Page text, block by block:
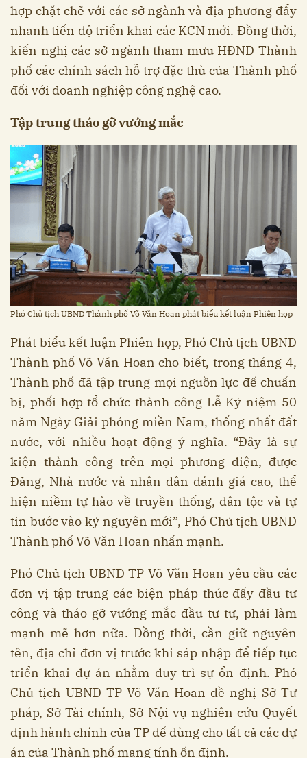
hợp chặt chẽ với các sở ngành và địa phương đẩy
nhanh tiến độ triển khai các KCN mới. Đồng thời,
kiến nghị các sở ngành tham mưu HĐND Thành
phố các chính sách hỗ trợ đặc thù của Thành phố
đối với doanh nghiệp công nghệ cao.
Tập trung tháo gỡ vướng mắc
Phó Chủ tịch UBND Thành phố Võ Văn Hoan phát biểu kết luận Phiên họp
Phát biểu kết luận Phiên họp, Phó Chủ tịch UBND
Thành phố Võ Văn Hoan cho biết, trong tháng 4,
Thành phố đã tập trung mọi nguồn lực để chuẩn
bị, phối hợp tổ chức thành công Lễ Kỷ niệm 50
năm Ngày Giải phóng miền Nam, thống nhất đất
nước, với nhiều hoạt động ý nghĩa. “Đây là sự
kiện thành công trên mọi phương diện, được
Đảng, Nhà nước và nhân dân đánh giá cao, thể
hiện niềm tự hào về truyền thống, dân tộc và tự
tin bước vào kỷ nguyên mới”, Phó Chủ tịch UBND
Thành phố Võ Văn Hoan nhấn mạnh.
Phó Chủ tịch UBND TP Võ Văn Hoan yêu cầu các
đơn vị tập trung các biện pháp thúc đẩy đầu tư
công và tháo gỡ vướng mắc đầu tư tư, phải làm
mạnh mẽ hơn nữa. Đồng thời, cần giữ nguyên
tên, địa chỉ đơn vị trước khi sáp nhập để tiếp tục
triển khai dự án nhằm duy trì sự ổn định. Phó
Chủ tịch UBND TP Võ Văn Hoan đề nghị Sở Tư
pháp, Sở Tài chính, Sở Nội vụ nghiên cứu Quyết
định hành chính của TP để dùng cho tất cả các dự
án của Thành phố mang tính ổn định.